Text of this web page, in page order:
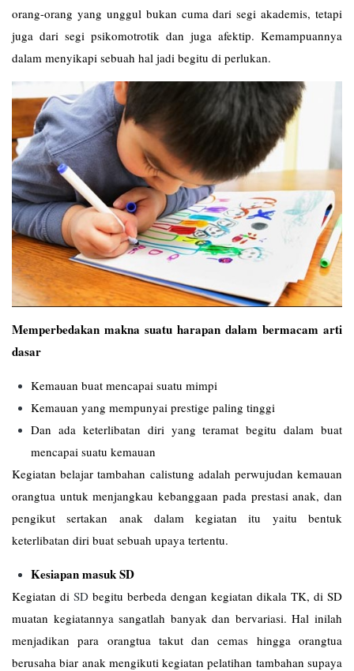
orang-orang yang unggul bukan cuma dari segi akademis, tetapi
juga dari segi psikomotrotik dan juga afektip. Kemampuannya
dalam menyikapi sebuah hal jadi begitu di perlukan.
Memperbedakan makna suatu harapan dalam bermacam arti
dasar
Kemauan buat mencapai suatu mimpi
Kemauan yang mempunyai prestige paling tinggi
Dan ada keterlibatan diri yang teramat begitu dalam buat
mencapai suatu kemauan
Kegiatan belajar tambahan calistung adalah perwujudan kemauan
orangtua untuk menjangkau kebanggaan pada prestasi anak, dan
pengikut sertakan anak dalam kegiatan itu yaitu bentuk
keterlibatan diri buat sebuah upaya tertentu.
Kesiapan masuk SD
Kegiatan di SD begitu berbeda dengan kegiatan dikala TK, di SD
muatan kegiatannya sangatlah banyak dan bervariasi. Hal inilah
menjadikan para orangtua takut dan cemas hingga orangtua
berusaha biar anak mengikuti kegiatan pelatihan tambahan supaya